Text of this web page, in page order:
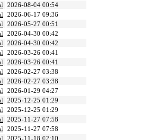
2026-08-04 00:54
2026-06-17 09:36
2026-05-27 00:51
2026-04-30 00:42
2026-04-30 00:42
2026-03-26 00:41
2026-03-26 00:41
2026-02-27 03:38
2026-02-27 03:38
2026-01-29 04:27
2025-12-25 01:29
2025-12-25 01:29
2025-11-27 07:58
2025-11-27 07:58
2025-11-18 02:10